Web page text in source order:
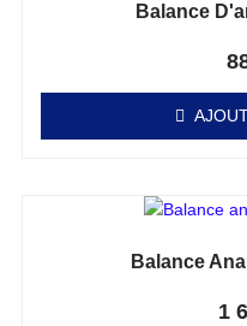
Balance
Balance
1